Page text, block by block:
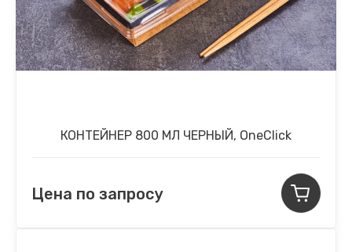
КОНТЕЙНЕР 800 МЛ ЧЕРНЫЙ, OneClick
Цена по запросу